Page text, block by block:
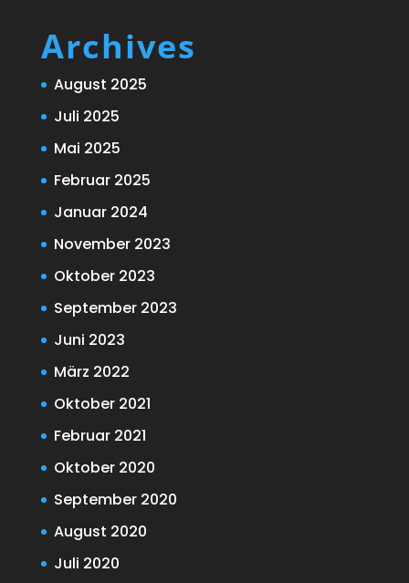
Archives
August 2025
Juli 2025
Mai 2025
Februar 2025
Januar 2024
November 2023
Oktober 2023
September 2023
Juni 2023
März 2022
Oktober 2021
Februar 2021
Oktober 2020
September 2020
August 2020
Juli 2020